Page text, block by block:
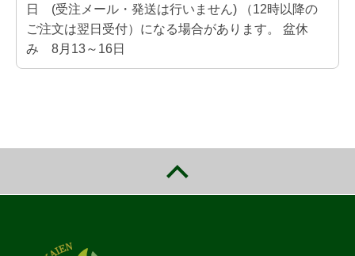
日 (受注メール・発送は行いません) （12時以降の
ご注文は翌日受付）になる場合があります。 盆休
み 8月13～16日